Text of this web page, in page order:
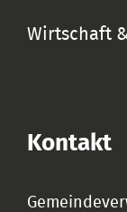
Wirtschaft
Kontakt